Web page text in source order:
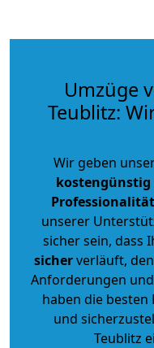
Umzüge
Teublitz:
Wir geben
kostengünstig
Professionalität
unserer
sicher sein, dass
sicherverläuft,
Anforderungen
haben die besten
und
Teublitz